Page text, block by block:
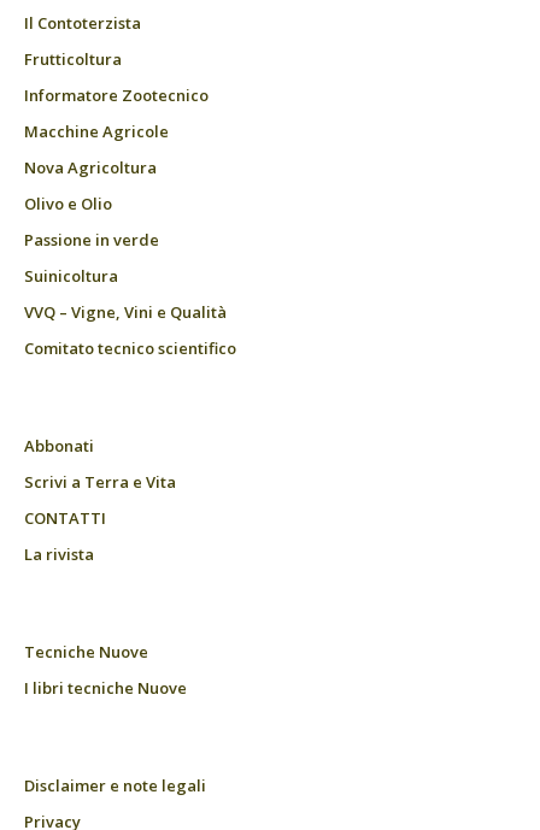
Il Contoterzista
Frutticoltura
Informatore Zootecnico
Macchine Agricole
Nova Agricoltura
Olivo e Olio
Passione in verde
Suinicoltura
VVQ – Vigne, Vini e Qualità
Comitato tecnico scientifico
Abbonati
Scrivi a Terra e Vita
CONTATTI
La rivista
Tecniche Nuove
I libri tecniche Nuove
Disclaimer e note legali
Privacy